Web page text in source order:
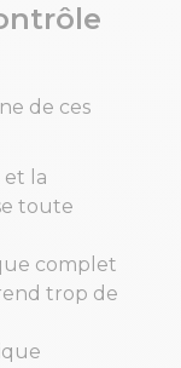
de ces
la
toute
complet
trop de